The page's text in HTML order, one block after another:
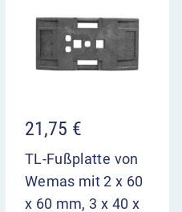
21,75 €
TL-Fußplatte von
Wemas mit 2 x 60
x 60 mm, 3 x 40 x